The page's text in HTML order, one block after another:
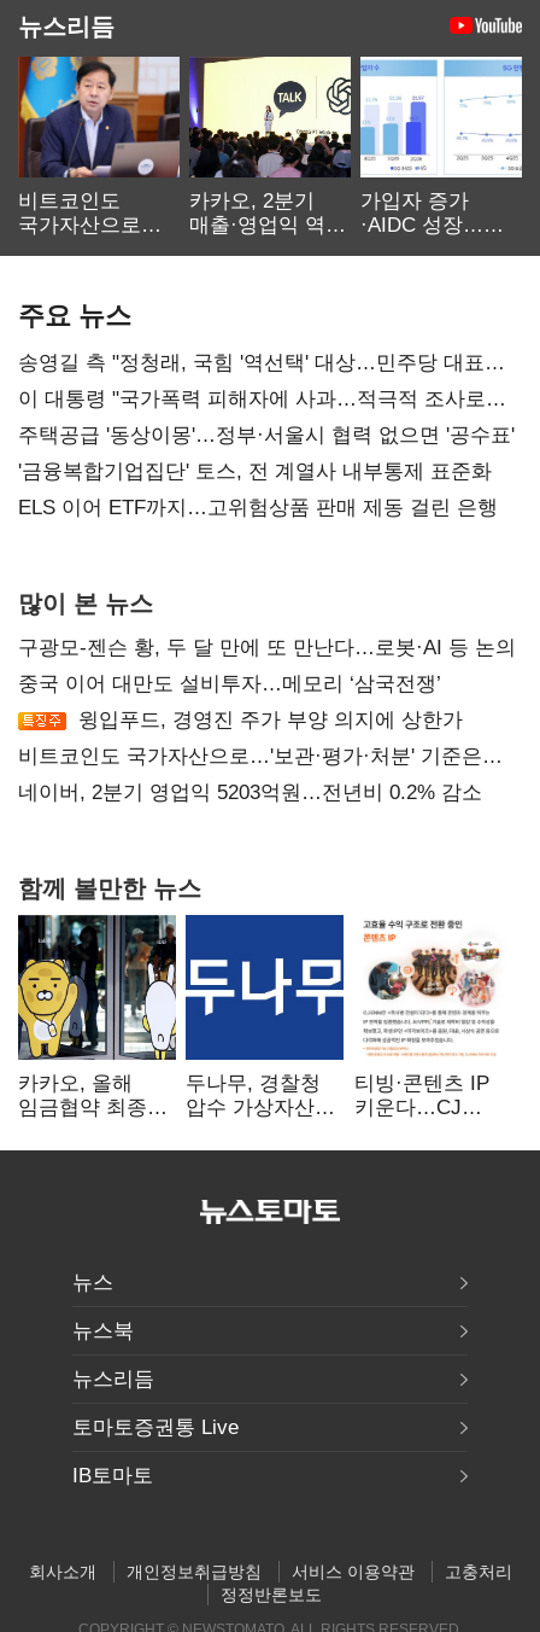
뉴스리듬
비트코인도
국가자산으로…'
카카오, 2분기
매출·영업익 역대
가입자 증가
·AIDC 성장…
주요 뉴스
송영길 측 "정청래, 국힘 '역선택' 대상…민주당 대표로
총선 지휘 못해"
이 대통령 "국가폭력 피해자에 사과…적극적 조사로
진실 밝혀야"
주택공급 '동상이몽'…정부·서울시 협력 없으면 '공수표'
'금융복합기업집단' 토스, 전 계열사 내부통제 표준화
ELS 이어 ETF까지…고위험상품 판매 제동 걸린 은행
많이 본 뉴스
구광모-젠슨 황, 두 달 만에 또 만난다…로봇·AI 등 논의
중국 이어 대만도 설비투자…메모리 ‘삼국전쟁’
윙입푸드, 경영진 주가 부양 의지에 상한가
비트코인도 국가자산으로…'보관·평가·처분' 기준은
숙제
네이버, 2분기 영업익 5203억원…전년비 0.2% 감소
함께 볼만한 뉴스
카카오, 올해
임금협약 최종
인상·격려금
두나무, 경찰청
압수 가상자산
커스터디 사업
티빙·콘텐츠 IP
키운다…CJ
글로벌 확장 가속
뉴스
뉴스북
뉴스리듬
토마토증권통 Live
IB토마토
회사소개 개인정보취급방침 서비스 이용약관
고충처리
정정반론보도